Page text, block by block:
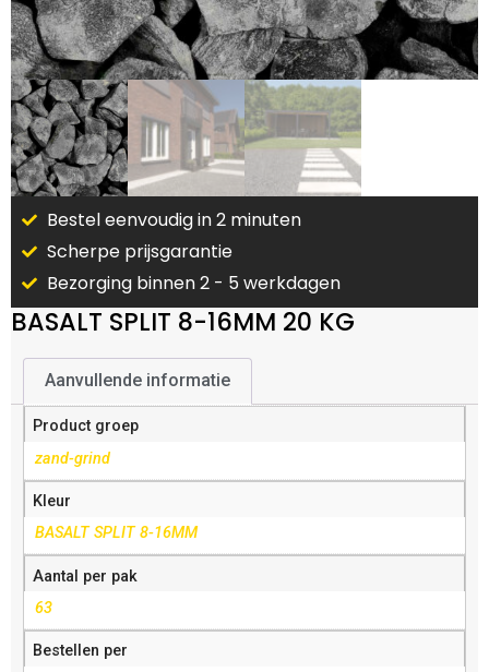
Bestel eenvoudig in 2 minuten
Scherpe prijsgarantie
Bezorging binnen 2 - 5 werkdagen
BASALT SPLIT 8-16MM 20 KG
Aanvullende informatie
Product groep
zand-grind
Kleur
BASALT SPLIT 8-16MM
Aantal per pak
63
Bestellen per